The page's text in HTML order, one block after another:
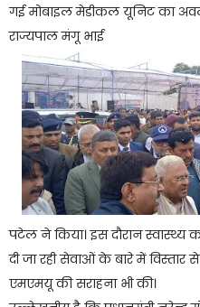
गई मोबाइल मेडीकल यूनिट का
राज्यपाल मंगू भाई
पटेल ने किया। इस दौरान स्वास्थ्य
दी जा रही सेवाओं के बारे में विस्तार
एमएमयू की सराहना भी की।